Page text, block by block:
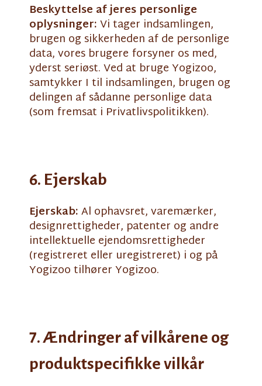
Beskyttelse af jeres personlige
oplysninger:Vi tager indsamlingen,
brugen og sikkerheden af de personlige
data, vores brugere forsyner os med,
yderst seriøst. Ved at bruge Yogizoo,
samtykker I til indsamlingen, brugen og
delingen af sådanne personlige data
(som fremsat i Privatlivspolitikken).
6. Ejerskab
Ejerskab:Al ophavsret, varemærker,
designrettigheder, patenter og andre
intellektuelle ejendomsrettigheder
(registreret eller uregistreret) i og på
Yogizoo tilhører Yogizoo.
7. Ændringer af vilkårene og
produktspecifikke vilkår